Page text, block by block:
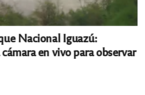
Nacional Iguazú:
en vivo para observar